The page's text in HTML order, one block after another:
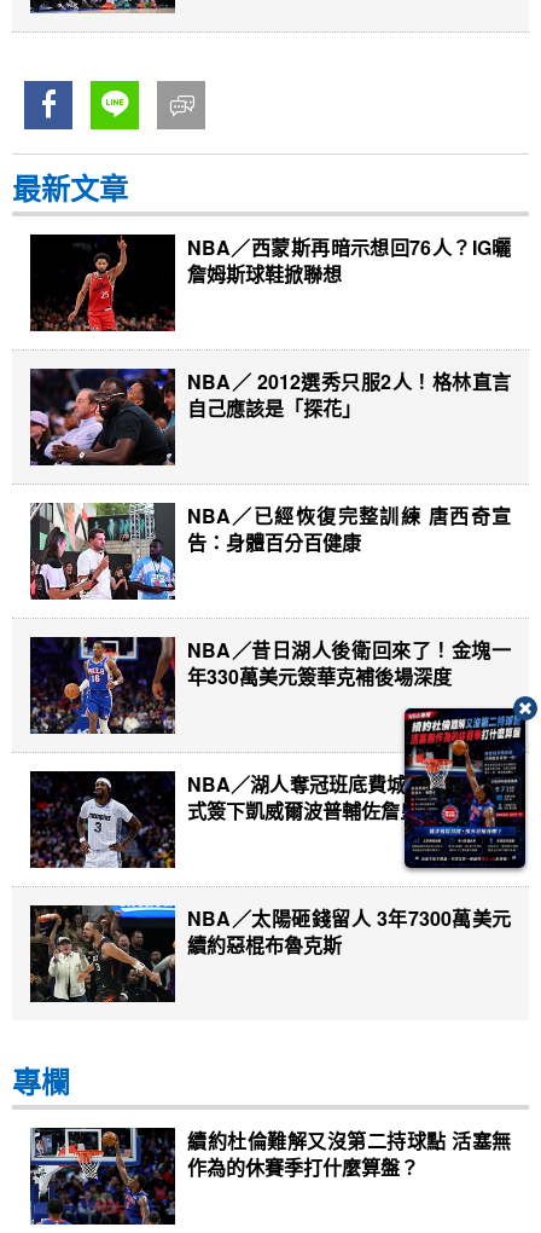
最新文章
NBA／西蒙斯再暗示想回76人？IG曬
詹姆斯球鞋掀聯想
NBA／ 2012選秀只服2人！格林直言
自己應該是「探花」
NBA／已經恢復完整訓練 唐西奇宣
告：身體百分百健康
NBA／昔日湖人後衛回來了！金塊一
年330萬美元簽華克補後場深度
NBA／湖人奪冠班底費城重聚 76人正
式簽下凱威爾波普輔佐詹皇
NBA／太陽砸錢留人 3年7300萬美元
續約惡棍布魯克斯
專欄
續約杜倫難解又沒第二持球點 活塞無
作為的休賽季打什麼算盤？